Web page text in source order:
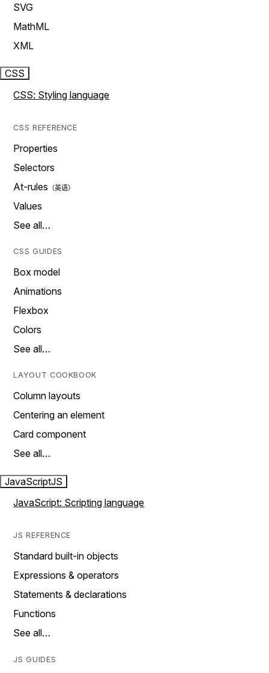
SVG
MathML
XML
CSS
CSS: Styling language
CSS REFERENCE
Properties
Selectors
At-rules
Values
See all…
CSS GUIDES
Box model
Animations
Flexbox
Colors
See all…
LAYOUT COOKBOOK
Column layouts
Centering an element
Card component
See all…
JavaScriptJS
JavaScript: Scripting language
JS REFERENCE
Standard built-in objects
Expressions & operators
Statements & declarations
Functions
See all…
JS GUIDES